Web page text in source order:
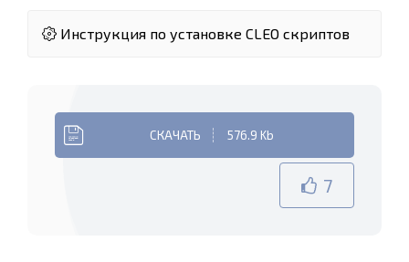
Инструкция по установке CLEO скриптов
СКАЧАТЬ 576.9 Kb
7